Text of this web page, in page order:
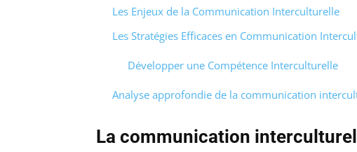
Les Enjeux de la Communication Interculturelle
Les Stratégies Efficaces en Communication
Développer une Compétence Interculturelle
Analyse approfondie de la communication
La communication